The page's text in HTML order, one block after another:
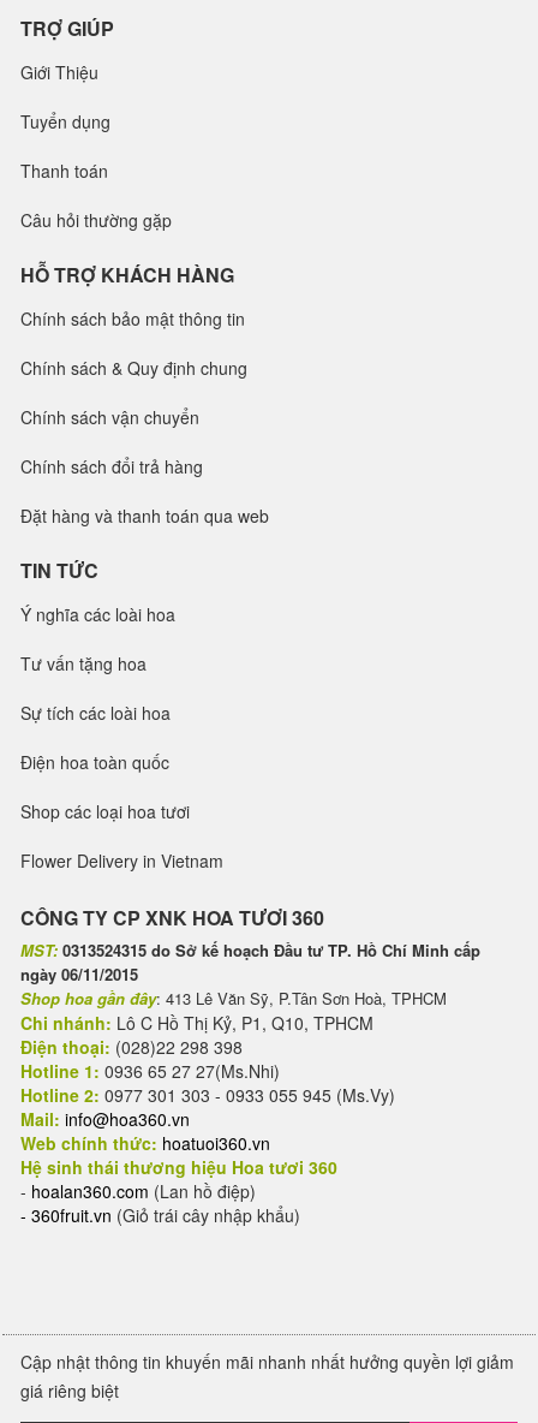
TRỢ GIÚP
Giới Thiệu
Tuyển dụng
Thanh toán
Câu hỏi thường gặp
HỖ TRỢ KHÁCH HÀNG
Chính sách bảo mật thông tin
Chính sách & Quy định chung
Chính sách vận chuyển
Chính sách đổi trả hàng
Đặt hàng và thanh toán qua web
TIN TỨC
Ý nghĩa các loài hoa
Tư vấn tặng hoa
Sự tích các loài hoa
Điện hoa toàn quốc
Shop các loại hoa tươi
Flower Delivery in Vietnam
CÔNG TY CP XNK HOA TƯƠI 360
MST: 0313524315 do Sở kế hoạch Đầu tư TP. Hồ Chí Minh cấp
ngày 06/11/2015
Shop hoa gần đây: 413 Lê Văn Sỹ, P.Tân Sơn Hoà, TPHCM
Chi nhánh: Lô C Hồ Thị Kỷ, P1, Q10, TPHCM
Điện thoại: (028)22 298 398
Hotline 1: 0936 65 27 27(Ms.Nhi)
Hotline 2: 0977 301 303 - 0933 055 945 (Ms.Vy)
Mail: info@hoa360.vn
Web chính thức: hoatuoi360.vn
Hệ sinh thái thương hiệu Hoa tươi 360
- hoalan360.com (Lan hồ điệp)
- 360fruit.vn (Giỏ trái cây nhập khẩu)
Cập nhật thông tin khuyến mãi nhanh nhất hưởng quyền lợi giảm
giá riêng biệt